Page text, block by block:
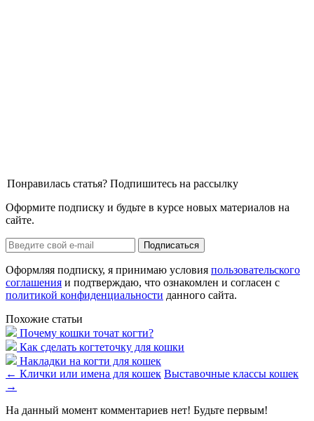
Понравилась статья? Подпишитесь на рассылку
Оформите подписку и будьте в курсе новых материалов на
сайте.
Оформляя подписку, я принимаю условия пользовательского
соглашения и подтверждаю, что ознакомлен и согласен с
политикой конфиденциальности данного сайта.
Похожие статьи
Почему кошки точат когти?
Как сделать когтеточку для кошки
Накладки на когти для кошек
← Клички или имена для кошек Выставочные классы кошек
→
На данный момент комментариев нет! Будьте первым!